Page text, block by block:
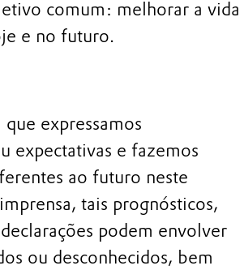
comum: melhorar a vida
e no futuro.
expressamos
expectativas e fazemos
ao futuro neste
tais prognósticos,
podem envolver
ou desconhecidos, bem